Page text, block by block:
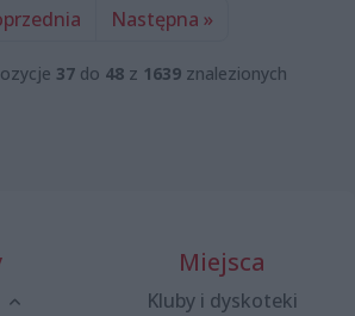
Następna »
37 do 48 z 1639 znalezionych
Miejsca
Kluby i dyskoteki